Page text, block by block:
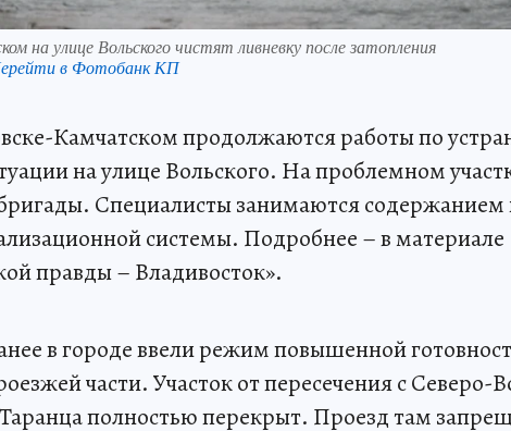
на улице Вольского чистят ливневку после затопления
в Фотобанк КП
Камчатском продолжаются работы по
на улице Вольского. На проблемном
Специалисты занимаются содержанием
системы. Подробнее – в материале
правды – Владивосток».
в городе ввели режим повышенной
части. Участок от пересечения с
полностью перекрыт. Проезд там